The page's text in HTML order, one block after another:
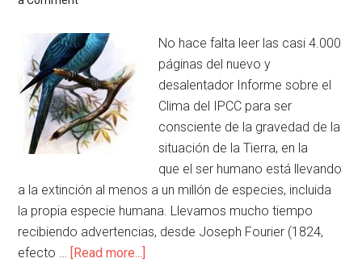
No hace falta leer las casi 4.000
páginas del nuevo y
desalentador Informe sobre el
Clima del IPCC para ser
consciente de la gravedad de la
situación de la Tierra, en la
que el ser humano está llevando
a la extinción al menos a un millón de especies, incluida
la propia especie humana. Llevamos mucho tiempo
recibiendo advertencias, desde Joseph Fourier (1824,
efecto … [Read more...]